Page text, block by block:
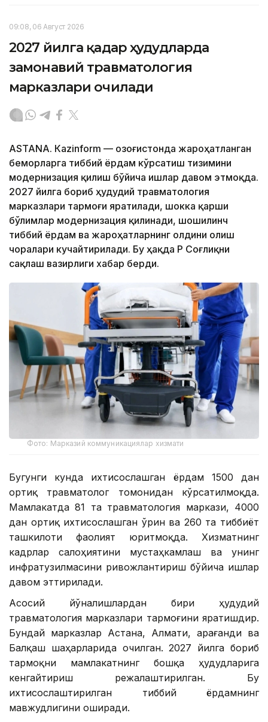
09:08, 06 Август 2026
2027 йилга қадар ҳудудларда
замонавий травматология
марказлари очилади
ASTANА. Кazinform — Қозоғистонда жароҳатланган
беморларга тиббий ёрдам кўрсатиш тизимини
модернизация қилиш бўйича ишлар давом этмоқда.
2027 йилга бориб ҳудудий травматология
марказлари тармоғи яратилади, шокка қарши
бўлимлар модернизация қилинади, шошилинч
тиббий ёрдам ва жароҳатларнинг олдини олиш
чоралари кучайтирилади. Бу ҳақда ҚР Соғлиқни
сақлаш вазирлиги хабар берди.
Фото: Марказий коммуникациялар хизмати
Бугунги кунда ихтисослашган ёрдам 1500 дан
ортиқ травматолог томонидан кўрсатилмоқда.
Мамлакатда 81 та травматология маркази, 4000
дан ортиқ ихтисослашган ўрин ва 260 та тиббиёт
ташкилоти фаолият юритмоқда. Хизматнинг
кадрлар салоҳиятини мустаҳкамлаш ва унинг
инфратузилмасини ривожлантириш бўйича ишлар
давом эттирилади.
Асосий йўналишлардан бири ҳудудий
травматология марказлари тармоғини яратишдир.
Бундай марказлар Астана, Алмати, Қарағанди ва
Балқаш шаҳарларида очилган. 2027 йилга бориб
тармоқни мамлакатнинг бошқа ҳудудларига
кенгайтириш режалаштирилган. Бу
ихтисослаштирилган тиббий ёрдамнинг
мавжудлигини оширади.